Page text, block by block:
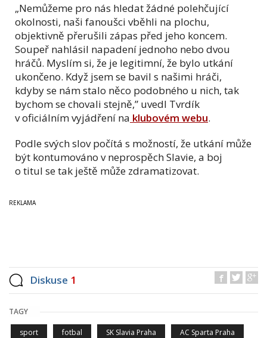
„Nemůžeme pro nás hledat žádné polehčující
okolnosti, naši fanoušci vběhli na plochu,
objektivně přerušili zápas před jeho koncem.
Soupeř nahlásil napadení jednoho nebo dvou
hráčů. Myslím si, že je legitimní, že bylo utkání
ukončeno. Když jsem se bavil s našimi hráči,
kdyby se nám stalo něco podobného u nich, tak
bychom se chovali stejně,” uvedl Tvrdík
v oficiálním vyjádření na klubovém webu.
Podle svých slov počítá s možností, že utkání může
být kontumováno v neprospěch Slavie, a boj
o titul se tak ještě může zdramatizovat.
Diskuse 1
TAGY
sport fotbal SK Slavia Praha AC Sparta Praha